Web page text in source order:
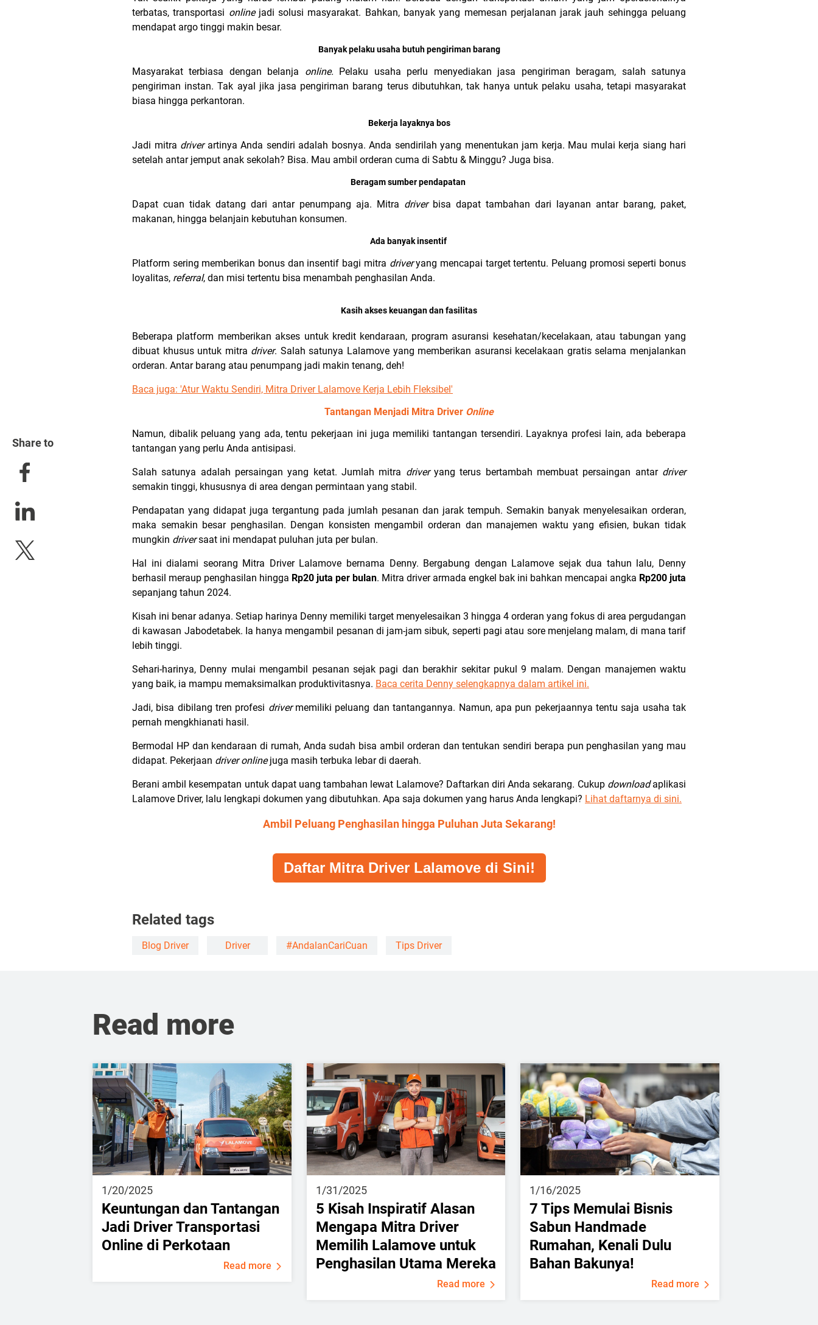
terbatas, transportasi onlinejadi solusi masyarakat. Bahkan, banyak yang memesan perjalanan jarak jauh sehingga peluang
mendapat argo tinggi makin besar.
Banyak pelaku usaha butuh pengiriman barang
Masyarakat terbiasa dengan belanja online. Pelaku usaha perlu menyediakan jasa pengiriman beragam, salah satunya
pengiriman instan. Tak ayal jika jasa pengiriman barang terus dibutuhkan, tak hanya untuk pelaku usaha, tetapi masyarakat
biasa hingga perkantoran.
Bekerja layaknya bos
Jadi mitra driverartinya Anda sendiri adalah bosnya. Anda sendirilah yang menentukan jam kerja. Mau mulai kerja siang hari
setelah antar jemput anak sekolah? Bisa. Mau ambil orderan cuma di Sabtu & Minggu? Juga bisa.
Beragam sumber pendapatan
Dapat cuan tidak datang dari antar penumpang aja. Mitra driverbisa dapat tambahan dari layanan antar barang, paket,
makanan, hingga belanjain kebutuhan konsumen.
Ada banyak insentif
Platform sering memberikan bonus dan insentif bagi mitra driveryang mencapai target tertentu. Peluang promosi seperti bonus
loyalitas, referral, dan misi tertentu bisa menambah penghasilan Anda.
Kasih akses keuangan dan fasilitas
Beberapa platform memberikan akses untuk kredit kendaraan, program asuransi kesehatan/kecelakaan, atau tabungan yang
dibuat khusus untuk mitra driver. Salah satunya Lalamove yang memberikan asuransi kecelakaan gratis selama menjalankan
orderan. Antar barang atau penumpang jadi makin tenang, deh!
Baca juga: 'Atur Waktu Sendiri, Mitra Driver Lalamove Kerja Lebih Fleksibel'
Tantangan Menjadi Mitra Driver Online
Namun, dibalik peluang yang ada, tentu pekerjaan ini juga memiliki tantangan tersendiri. Layaknya profesi lain, ada beberapa
tantangan yang perlu Anda antisipasi.
Salah satunya adalah persaingan yang ketat. Jumlah mitra driveryang terus bertambah membuat persaingan antar driver
semakin tinggi, khususnya di area dengan permintaan yang stabil.
Pendapatan yang didapat juga tergantung pada jumlah pesanan dan jarak tempuh. Semakin banyak menyelesaikan orderan,
maka semakin besar penghasilan. Dengan konsisten mengambil orderan dan manajemen waktu yang efisien, bukan tidak
mungkin driversaat ini mendapat puluhan juta per bulan.
Hal ini dialami seorang Mitra Driver Lalamove bernama Denny. Bergabung dengan Lalamove sejak dua tahun lalu, Denny
berhasil meraup penghasilan hingga Rp20 juta per bulan. Mitra driver armada engkel bak ini bahkan mencapai angka Rp200 juta
sepanjang tahun 2024.
Kisah ini benar adanya. Setiap harinya Denny memiliki target menyelesaikan 3 hingga 4 orderan yang fokus di area pergudangan
di kawasan Jabodetabek. Ia hanya mengambil pesanan di jam-jam sibuk, seperti pagi atau sore menjelang malam, di mana tarif
lebih tinggi.
Sehari-harinya, Denny mulai mengambil pesanan sejak pagi dan berakhir sekitar pukul 9 malam. Dengan manajemen waktu
yang baik, ia mampu memaksimalkan produktivitasnya. Baca cerita Denny selengkapnya dalam artikel ini.
Jadi, bisa dibilang tren profesi drivermemiliki peluang dan tantangannya. Namun, apa pun pekerjaannya tentu saja usaha tak
pernah mengkhianati hasil.
Bermodal HP dan kendaraan di rumah, Anda sudah bisa ambil orderan dan tentukan sendiri berapa pun penghasilan yang mau
didapat. Pekerjaan driver onlinejuga masih terbuka lebar di daerah.
Berani ambil kesempatan untuk dapat uang tambahan lewat Lalamove? Daftarkan diri Anda sekarang. Cukup downloadaplikasi
Lalamove Driver, lalu lengkapi dokumen yang dibutuhkan. Apa saja dokumen yang harus Anda lengkapi? Lihat daftarnya di sini.
Ambil Peluang Penghasilan hingga Puluhan Juta Sekarang!
Daftar Mitra Driver Lalamove di Sini!
Related tags
Blog Driver Driver #AndalanCariCuan Tips Driver
Read more
1/20/2025
Keuntungan dan Tantangan
Jadi Driver Transportasi
Online di Perkotaan
Read more
1/31/2025
5 Kisah Inspiratif Alasan
Mengapa Mitra Driver
Memilih Lalamove untuk
Penghasilan Utama Mereka
Read more
1/16/2025
7 Tips Memulai Bisnis
Sabun Handmade
Rumahan, Kenali Dulu
Bahan Bakunya!
Read more
Share to